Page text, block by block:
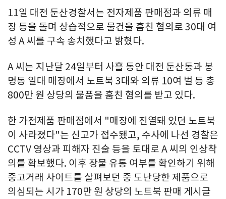
11일 대전 둔산경찰서는 전자제품 판매점과 의류 매
장 등을 돌며 상습적으로 물건을 훔친 혐의로 30대 여
성 A 씨를 구속 송치했다고 밝혔다.
A 씨는 지난달 24일부터 사흘 동안 대전 둔산동과 봉
명동 일대 매장에서 노트북 3대와 의류 10여 벌 등 총
800만 원 상당의 물품을 훔친 혐의를 받고 있다.
한 가전제품 판매점에서 "매장에 진열돼 있던 노트북
이 사라졌다"는 신고가 접수됐고, 수사에 나선 경찰은
CCTV 영상과 피해자 진술 등을 토대로 A 씨의 인상착
의를 확보했다. 이후 장물 유통 여부를 확인하기 위해
중고거래 사이트를 살펴보던 중 도난당한 제품으로
의심되는 시가 170만 원 상당의 노트북 판매 게시글